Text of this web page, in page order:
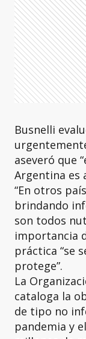
Busnelli
aseveró que
Argentina es
“En otros
brindando
son todos
importancia
práctica “se
protege”.
La
cataloga la
de tipo no
pandemia y